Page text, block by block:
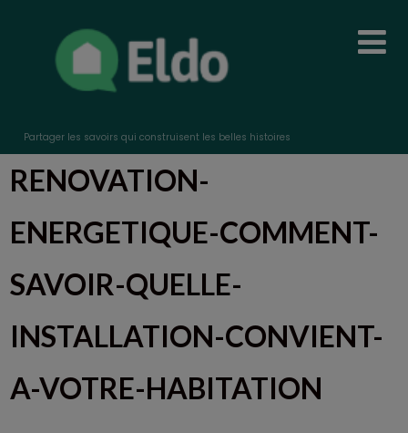
Partager les savoirs qui construisent les belles histoires
RENOVATION-
ENERGETIQUE-COMMENT-
SAVOIR-QUELLE-
INSTALLATION-CONVIENT-
A-VOTRE-HABITATION